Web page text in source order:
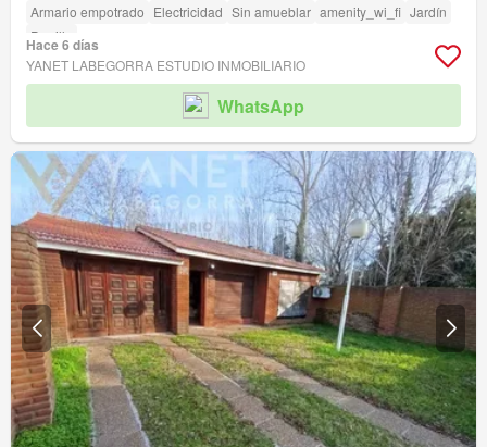
Armario empotrado Electricidad Sin amueblar amenity_wi_fi Jardín
Parrilla
Hace 6 días
YANET LABEGORRA ESTUDIO INMOBILIARIO
WhatsApp